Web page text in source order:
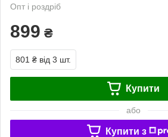
Опт і роздріб
899 ₴
801 ₴ від 3 шт.
Купити
або
Купити з